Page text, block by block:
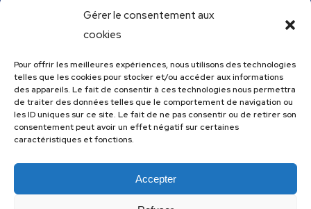
Gérer le consentement aux
cookies
Pour offrir les meilleures expériences, nous utilisons des technologies
telles que les cookies pour stocker et/ou accéder aux informations
des appareils. Le fait de consentir à ces technologies nous permettra
de traiter des données telles que le comportement de navigation ou
les ID uniques sur ce site. Le fait de ne pas consentir ou de retirer son
consentement peut avoir un effet négatif sur certaines
caractéristiques et fonctions.
Accepter
Mousse de courgettes au pesto
Confiture épicée de rhubarbe
Parfaits glacés verveine citronnelle et pistaches
Tajine tunisien à la courgette (IG bas)
Cannelloni de courgettes